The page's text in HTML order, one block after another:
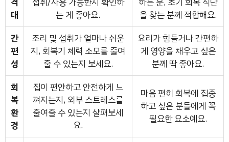
대
는 게 좋아요.
을 찾는 분께 적합해요.
간
편
성
조리 및 섭취가 얼마나 쉬운
지, 회복기 체력 소모를 줄여
줄 수 있는지 보세요.
요리가 힘들거나 간편하
게 영양을 채우고 싶은
분께 딱 좋아요.
회
복
환
경
집이 편안하고 안전하게 느
껴지는지, 외부 스트레스를
줄여줄 수 있는지 살펴보세
요.
마음 편히 회복에 집중
하고 싶은 분들에게 꼭
필요한 요소예요.